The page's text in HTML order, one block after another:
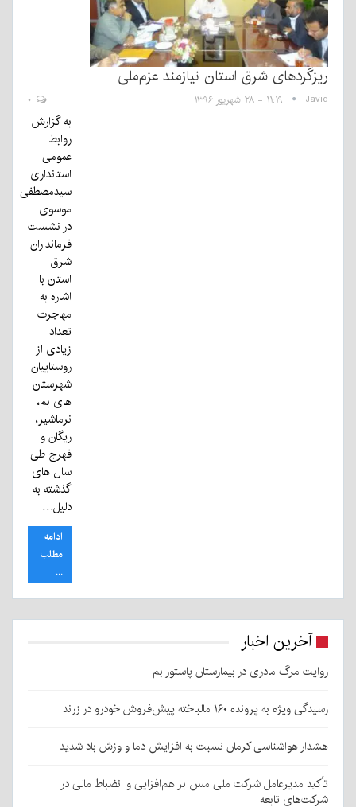
ریزگردهای شرق استان نیازمند عزم‌ملی
Javid ۱۱:۱۹ - ۲۸ شهریور ۱۳۹۶
به گزارش
روابط
عمومی
استانداری
سیدمصطفی
موسوی
در نشست
فرمانداران
شرق
استان با
اشاره به
مهاجرت
تعداد
زیادی از
روستاییان
شهرستان
های بم،
نرماشیر،
ریگان و
فهرج طی
سال های
گذشته به
دلیل…
ادامه
مطلب
...
آخرین اخبار
روایت مرگ مادری در بیمارستان پاستور بم
رسیدگی ویژه به پرونده ۱۶۰ مالباخته پیش‌فروش خودرو در زرند
هشدار هواشناسی کرمان نسبت به افزایش دما و وزش باد شدید
تأکید مدیرعامل شرکت ملی مس بر هم‌افزایی و انضباط مالی در
شرکت‌های تابعه